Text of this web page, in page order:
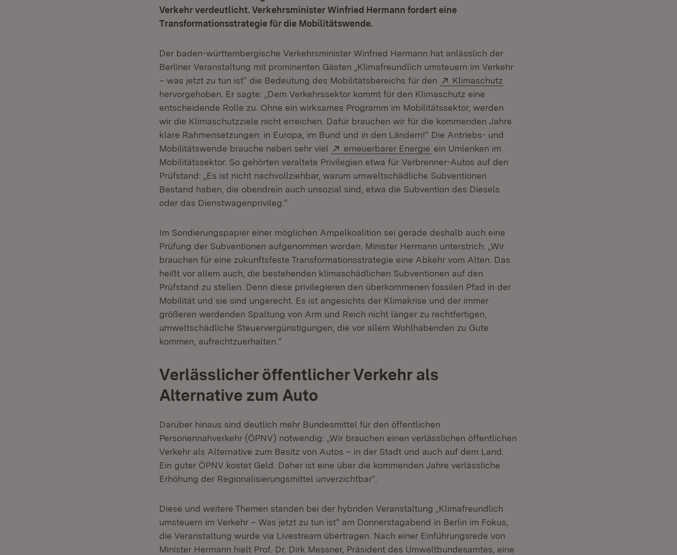
Verkehr verdeutlicht. Verkehrsminister Winfried Hermann fordert eine
Transformationsstrategie für die Mobilitätswende.
Der baden-württembergische Verkehrsminister Winfried Hermann hat anlässlich der
Berliner Veranstaltung mit prominenten Gästen „Klimafreundlich umsteuern im Verkehr
– was jetzt zu tun ist“ die Bedeutung des Mobilitätsbereichs für den
Extern:
Klimaschutz
hervorgehoben. Er sagte: „Dem Verkehrssektor kommt für den Klimaschutz eine
entscheidende Rolle zu. Ohne ein wirksames Programm im Mobilitätssektor, werden
wir die Klimaschutzziele nicht erreichen. Dafür brauchen wir für die kommenden Jahre
klare Rahmensetzungen: in Europa, im Bund und in den Ländern!“ Die Antriebs- und
Mobilitätswende brauche neben sehr viel
Extern:
erneuerbarer Energie (Öffnet in neuem Fenster)
ein Umlenken im
Mobilitätssektor. So gehörten veraltete Privilegien etwa für Verbrenner-Autos auf den
Prüfstand: „Es ist nicht nachvollziehbar, warum umweltschädliche Subventionen
Bestand haben, die obendrein auch unsozial sind, etwa die Subvention des Diesels
oder das Dienstwagenprivileg.“
Im Sondierungspapier einer möglichen Ampelkoalition sei gerade deshalb auch eine
Prüfung der Subventionen aufgenommen worden. Minister Hermann unterstrich: „Wir
brauchen für eine zukunftsfeste Transformationsstrategie eine Abkehr vom Alten. Das
heißt vor allem auch, die bestehenden klimaschädlichen Subventionen auf den
Prüfstand zu stellen. Denn diese privilegieren den überkommenen fossilen Pfad in der
Mobilität und sie sind ungerecht. Es ist angesichts der Klimakrise und der immer
größeren werdenden Spaltung von Arm und Reich nicht länger zu rechtfertigen,
umweltschädliche Steuervergünstigungen, die vor allem Wohlhabenden zu Gute
kommen, aufrechtzuerhalten.“
Verlässlicher öffentlicher Verkehr als
Alternative zum Auto
Darüber hinaus sind deutlich mehr Bundesmittel für den öffentlichen
Personennahverkehr (ÖPNV) notwendig: „Wir brauchen einen verlässlichen öffentlichen
Verkehr als Alternative zum Besitz von Autos – in der Stadt und auch auf dem Land.
Ein guter ÖPNV kostet Geld. Daher ist eine über die kommenden Jahre verlässliche
Erhöhung der Regionalisierungsmittel unverzichtbar“.
Diese und weitere Themen standen bei der hybriden Veranstaltung „Klimafreundlich
umsteuern im Verkehr – Was jetzt zu tun ist“ am Donnerstagabend in Berlin im Fokus,
die Veranstaltung wurde via Livestream übertragen. Nach einer Einführungsrede von
Minister Hermann hielt Prof. Dr. Dirk Messner, Präsident des Umweltbundesamtes, eine